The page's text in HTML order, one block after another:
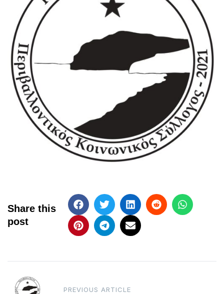
Share this
post
Post
PREVIOUS ARTICLE